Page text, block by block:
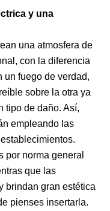
y una
una atmosfera de
con la diferencia
un fuego de verdad,
sobre la otra ya
tipo de daño. Así,
empleando las
por norma general
que las
brindan gran estética
pienses insertarla.